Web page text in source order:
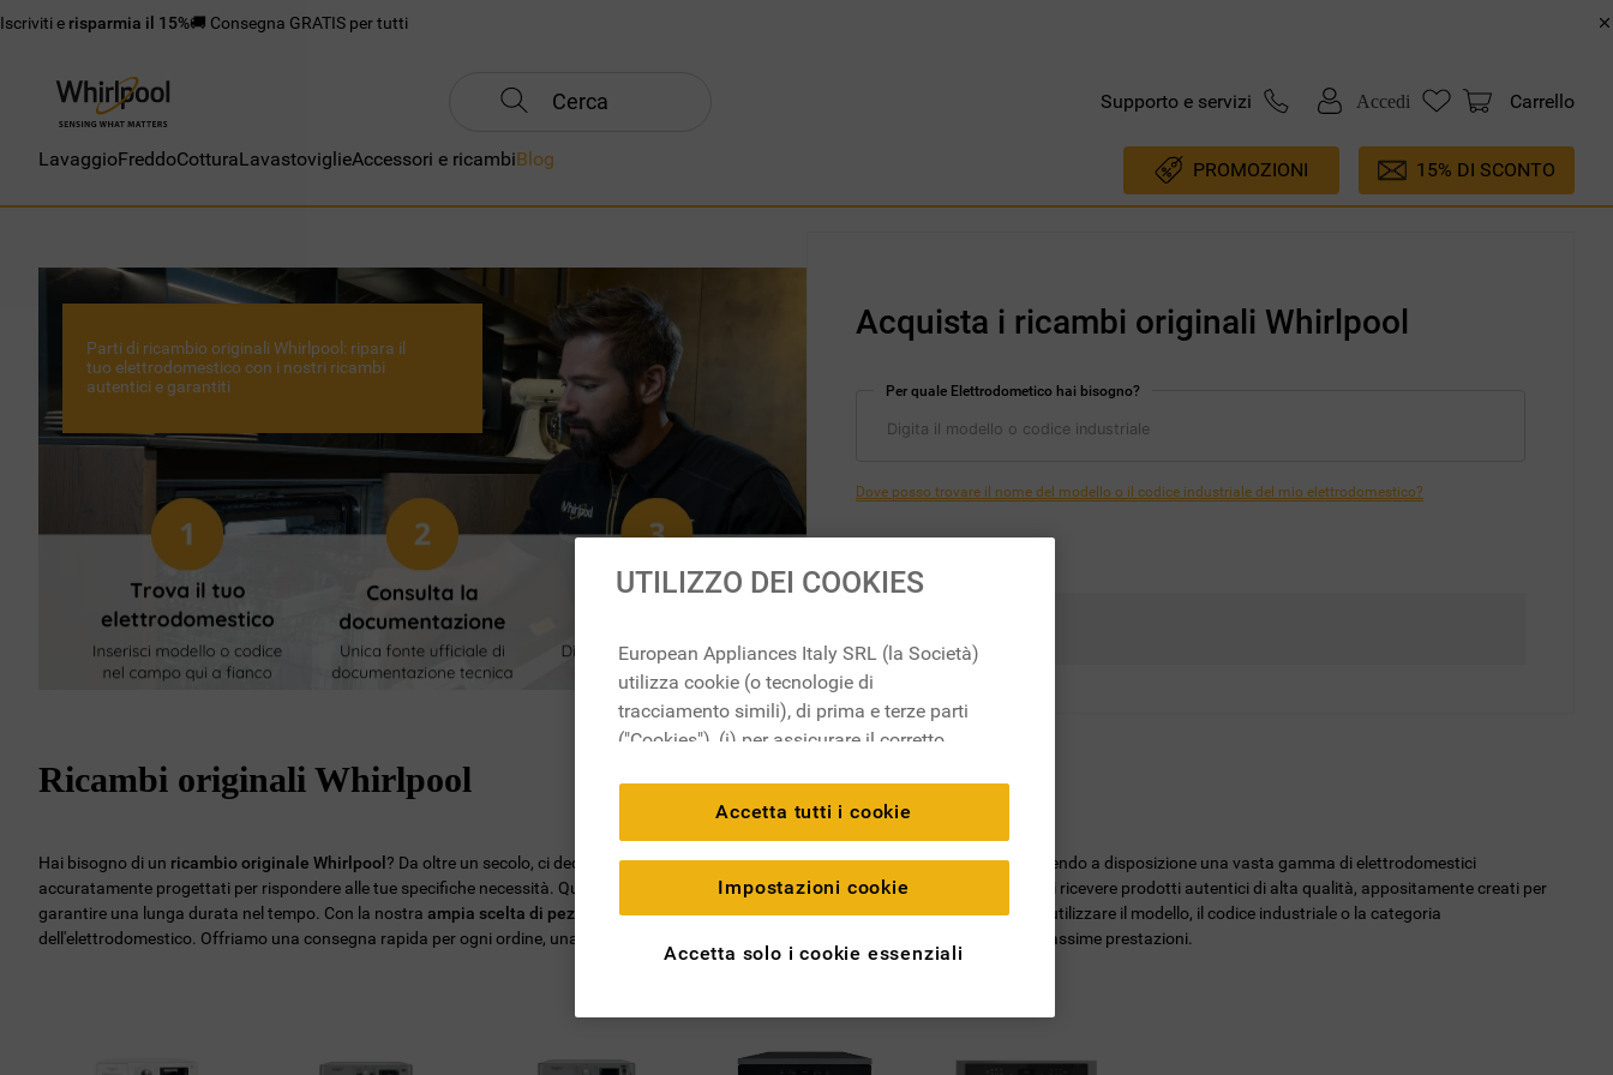
Iscriviti e risparmia il 15%🚚 Consegna GRATIS per tutti
Cerca Supporto e servizi Accedi Carrello
LavaggioFreddoCotturaLavastoviglieAccessori e ricambiBlog PROMOZIONI 15% DI SCONTO
Parti di ricambio originali Whirlpool: ripara il
tuo elettrodomestico con i nostri ricambi
autentici e garantiti
Acquista i ricambi originali Whirlpool
Per quale Elettrodometico hai bisogno?
Dove posso trovare il nome del modello o il codice industriale del mio elettrodomestico?
Ricambi originali Whirlpool
Hai bisogno di un ricambio originale Whirlpool ? Da oltre un secolo, ci dedichiamo all'ideazione di soluzioni per l'ambiente domestico, mettendo a disposizione una vasta gamma di elettrodomestici
accuratamente progettati per rispondere alle tue specifiche necessità. Quando scegli un
ricambio originale Whirlpool, puoi essere certo di ricevere prodotti autentici di alta qualità, appositamente creati per
garantire una lunga durata nel tempo. Con la nostra ampia scelta di pezzi di ricambiosarà facile trovare quello di cui hai bisogno: basta utilizzare il modello, il codice industriale o la categoria
dell'elettrodomestico. Offriamo una consegna rapida per ogni ordine, una garanzia di 2 anni su tutti i ricambi e la certezza di ottenere le massime prestazioni.
UTILIZZO DEI COOKIES
European Appliances Italy SRL (la Società)
utilizza cookie (o tecnologie di
tracciamento simili), di prima e terze parti
("Cookies"), (i) per assicurare il corretto
migliorare l'esperienza di navigazione
(cookie tecnici), (ii) per finalità statistiche e
per rilevare l’audience del nostro sito e
come interagisce con il sito (cookie
analitici), (iii) per annunci personalizzati e
siti web o piattaforme social, come ad
Accetta tutti i cookie
Impostazioni cookie
Accetta solo i cookie essenziali